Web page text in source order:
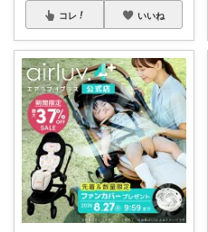
コレ いいね